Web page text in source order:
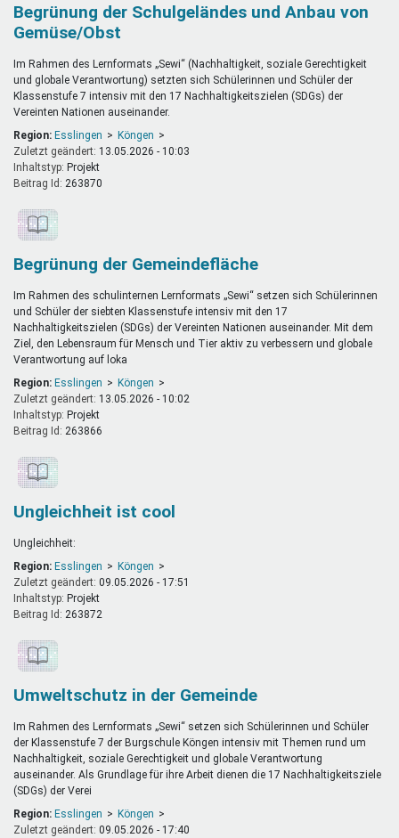
Begrünung der Schulgeländes und Anbau von
Gemüse/Obst
Im Rahmen des Lernformats „Sewi“ (Nachhaltigkeit, soziale Gerechtigkeit
und globale Verantwortung) setzten sich Schülerinnen und Schüler der
Klassenstufe 7 intensiv mit den 17 Nachhaltigkeitszielen (SDGs) der
Vereinten Nationen auseinander.
Region: Esslingen
Köngen
Zuletzt geändert: 13.05.2026 - 10:03
Inhaltstyp:
projekt
Beitrag Id: 263870
Begrünung der Gemeindefläche
Im Rahmen des schulinternen Lernformats „Sewi“ setzen sich Schülerinnen
und Schüler der siebten Klassenstufe intensiv mit den 17
Nachhaltigkeitszielen (SDGs) der Vereinten Nationen auseinander. Mit dem
Ziel, den Lebensraum für Mensch und Tier aktiv zu verbessern und globale
Verantwortung auf loka
Region: Esslingen
Köngen
Zuletzt geändert: 13.05.2026 - 10:02
Inhaltstyp:
projekt
Beitrag Id: 263866
Ungleichheit ist cool
Ungleichheit:
Region: Esslingen
Köngen
Zuletzt geändert: 09.05.2026 - 17:51
Inhaltstyp:
projekt
Beitrag Id: 263872
Umweltschutz in der Gemeinde
Im Rahmen des Lernformats „Sewi“ setzen sich Schülerinnen und Schüler
der Klassenstufe 7 der Burgschule Köngen intensiv mit Themen rund um
Nachhaltigkeit, soziale Gerechtigkeit und globale Verantwortung
auseinander. Als Grundlage für ihre Arbeit dienen die 17 Nachhaltigkeitsziele
(SDGs) der Verei
Region: Esslingen
Köngen
Zuletzt geändert: 09.05.2026 - 17:40